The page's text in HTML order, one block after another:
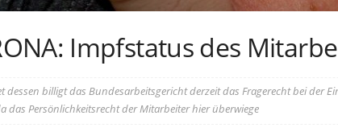
Impfstatus des
dessen billigt das Bundesarbeitsgericht derzeit das Fragerecht bei der
das Persönlichkeitsrecht der Mitarbeiter hier überwiege